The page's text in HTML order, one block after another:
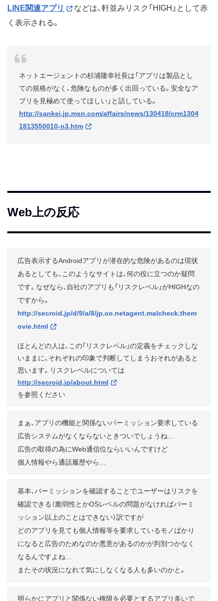
LINE関連アプリ
などは、軒並みリスク「HIGH」として赤
く表示される。
ネットエージェントの杉浦隆幸社長は「アプリは製品とし
ての規格がなく、危険なものが多く出回っている。安全なア
プリを見極めて使ってほしい」と話している。
http://sankei.jp.msn.com/affairs/news/130418/crm1304
1813550010-n3.htm
Web上の反応
広告表示するAndroidアプリが潜在的な危険があるのは現状
あるとしても、このようなサイトは、何の役に立つのか疑問
です。なぜなら、自社のアプリも「リスクレベル」がHIGHなの
ですから。
http://secroid.jp/d/9/a/8/jp.co.netagent.malcheck.them
ovie.html
ほとんどの人は、この「リスクレベル」の定義をチェックしな
いままに、それぞれの印象で判断してしまうおそれがあると
思います。リスクレベルについては
http://secroid.jp/about.html
を参照ください
まぁ、アプリの機能と関係ないパーミッション要求している
広告システムがなくならないときついでしょうね…
広告の取得の為にWeb通信位ならいいんですけど
個人情報やら通話履歴やら…
基本、パーミッションを確認することでユーザーはリスクを
確認できる（脆弱性とかOSレベルの問題がなければパーミ
ッション以上のことはできない）訳ですが
どのアプリを見ても個人情報等を要求しているモノばかり
になると広告のためなのか悪意があるのかが判別つかなく
なるんですよね…
またその状況になれて気にしなくなる人も多いのかと。
明らかにアプリと関係ない権限を必要とするアプリ多いで